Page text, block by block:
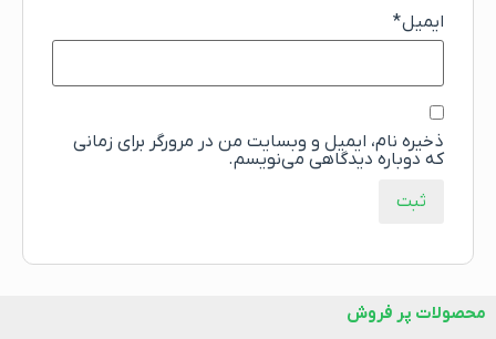
ایمیل*
ذخیره نام، ایمیل و وبسایت من در مرورگر برای زمانی
که دوباره دیدگاهی می‌نویسم.
محصولات پر فروش